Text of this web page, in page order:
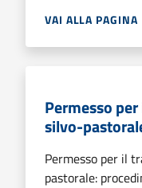
VAI ALLA PAGINA
Permesso
silvo-
Permesso per il
pastorale: